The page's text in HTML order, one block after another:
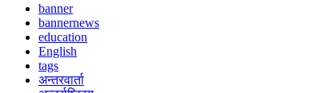
banner
bannernews
education
English
tags
अन्तरवार्ता